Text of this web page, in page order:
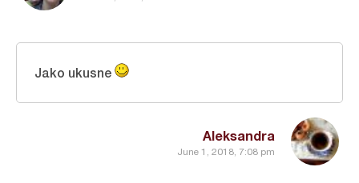
Aleksandra
June 1, 2018, 7:08 pm
Jako ukusne